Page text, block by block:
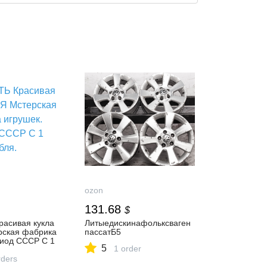
кукла
фабрика
СССР С 1
ozon
131.68 $
Литыедискинафольксваген
пассатБ5
5 1 order